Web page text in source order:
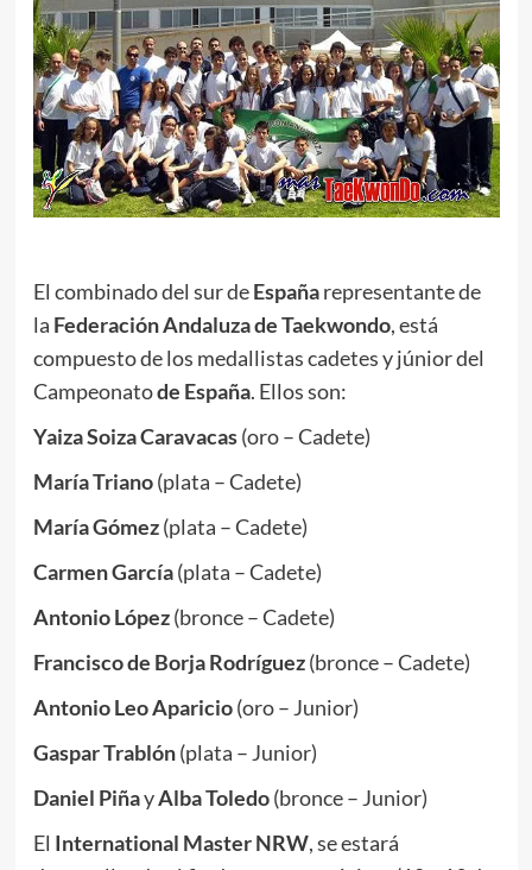
El combinado del sur deEspañarepresentante de
la Federación Andaluza de Taekwondo, está
compuesto de los medallistas cadetes y júnior del
Campeonatode España. Ellos son:
Yaiza Soiza Caravacas(oro – Cadete)
María Triano(plata – Cadete)
María Gómez(plata – Cadete)
Carmen García(plata – Cadete)
Antonio López(bronce – Cadete)
Francisco de Borja Rodríguez(bronce – Cadete)
Antonio Leo Aparicio(oro – Junior)
Gaspar Trablón(plata – Junior)
Daniel PiñayAlba Toledo(bronce – Junior)
El International Master NRW, se estará